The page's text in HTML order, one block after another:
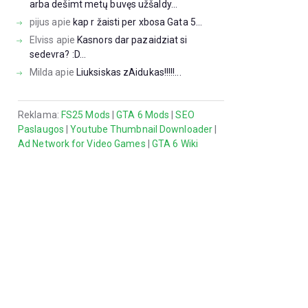
arba dešimt metų buvęs užšaldy...
pijus apie kap r žaisti per xbosa Gata 5...
Elviss apie Kasnors dar pazaidziat si
sedevra? :D...
Milda apie Liuksiskas zAidukas!!!!!...
Reklama: FS25 Mods |GTA 6 Mods |SEO
Paslaugos |Youtube Thumbnail Downloader
Ad Network for Video Games
GTA 6 Wiki